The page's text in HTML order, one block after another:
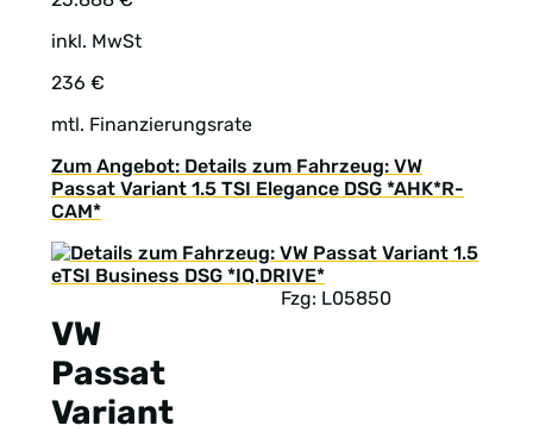
inkl. MwSt
236 €
mtl. Finanzierungsrate
Zum Angebot: Details zum Fahrzeug: VW
Passat Variant 1.5 TSI Elegance DSG *AHK*R-
CAM*
VW
Passat
Variant
Fzg: L05850